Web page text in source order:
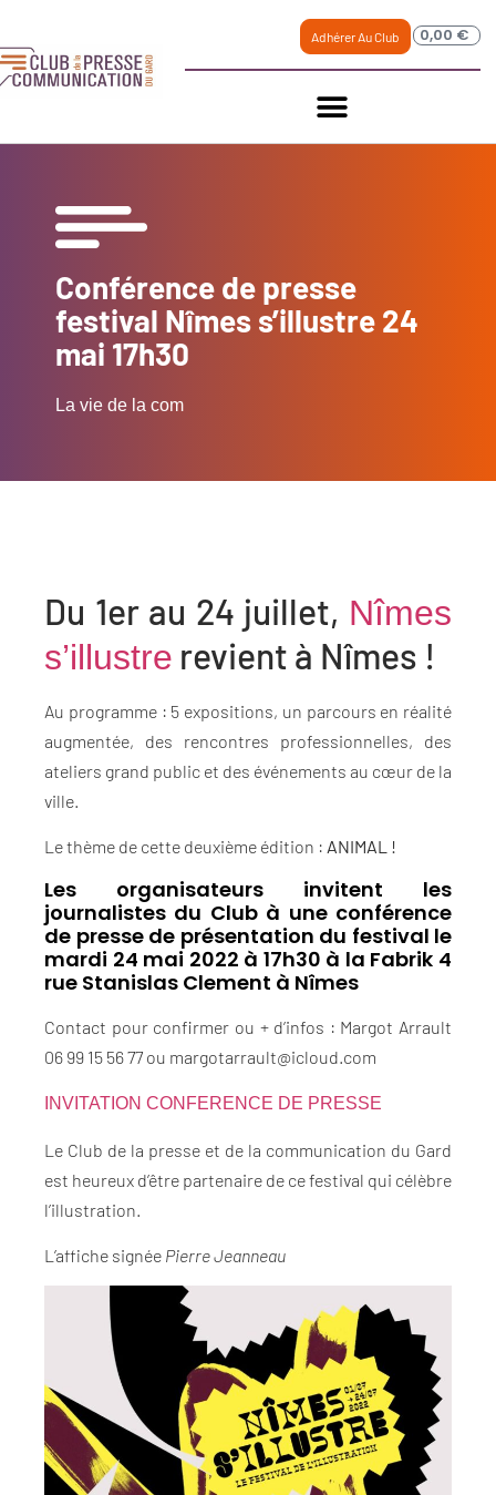
Adhérer Au Club 0,00 €
Conférence de presse
festival Nîmes s’illustre 24
mai 17h30
La vie de la com
Du 1er au 24 juillet, Nîmes
s’illustre revient à Nîmes !
Au programme : 5 expositions, un parcours en réalité
augmentée, des rencontres professionnelles, des
ateliers grand public et des événements au cœur de la
ville.
Le thème de cette deuxième édition : ANIMAL !
Les organisateurs invitent les
journalistes du Club à une conférence
de presse de présentation du festival le
mardi 24 mai 2022 à 17h30 à la Fabrik 4
rue Stanislas Clement à Nîmes
Contact pour confirmer ou + d’infos : Margot Arrault
06 99 15 56 77 ou margotarrault@icloud.com
INVITATION CONFERENCE DE PRESSE
Le Club de la presse et de la communication du Gard
est heureux d’être partenaire de ce festival qui célèbre
l’illustration.
L’affiche signée Pierre Jeanneau